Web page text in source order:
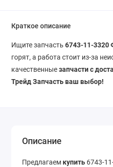
Краткое описание
Ищите запчасть 6743-11-3320
горят, а работа стоит из-за
качественныезапчасти с
Трейд Запчасть ваш выбор!
Описание
Предлагаем купить 6743-